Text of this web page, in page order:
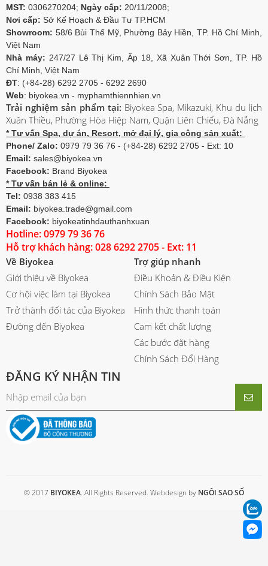
MST: 0306270204; Ngày cấp: 20/11/2008;
Nơi cấp: Sở Kế Hoạch & Đầu Tư TP.HCM
Showroom: 58/6 Bùi Thế Mỹ, Phường Bảy Hiền, TP. Hồ Chí Minh,
Việt Nam
Nhà máy: 247/27 Lê Thị Kim, Ấp 18, Xã Xuân Thới Sơn, TP. Hồ
Chí Minh, Việt Nam
ĐT: (+84-28) 6292 2705 - 6292 2690
Web: biyokea.vn - myphamthiennhien.vn
Trải nghiệm sản phẩm tại: Biyokea Spa, Mikazuki, Khu du lịch
Xuân Thiều, Phường Hòa Hiệp Nam, Quận Liên Chiểu, Đà Nẵng
* Tư vấn Spa, dự án, Resort, mở đại lý, gia công sản xuất:
Phone/ Zalo: 0979 79 36 76 - (+84-28) 6292 2705 - Ext: 10
Email: sales@biyokea.vn
Facebook: Brand Biyokea
* Tư vấn bán lẻ & online:
Tel: 0938 383 415
Email: biyokea.trade@gmail.com
Facebook: biyokeatinhdauthanhxuan
Hotline: 0979 79 36 76
Hỗ trợ khách hàng: 028 6292 2705 - Ext: 11
Về Biyokea
Giới thiệu về Biyokea
Cơ hội việc làm tại Biyokea
Trở thành đối tác của Biyokea
Đường đến Biyokea
Trợ giúp nhanh
Điều Khoản & Điều Kiện
Chính Sách Bảo Mật
Hình thức thanh toán
Cam kết chất lượng
Các bước đặt hàng
Chính Sách Đổi Hàng
ĐĂNG KÝ NHẬN TIN
© 2017 BIYOKEA. All Rights Reserved. Webdesign by NGÔI SAO SỐ